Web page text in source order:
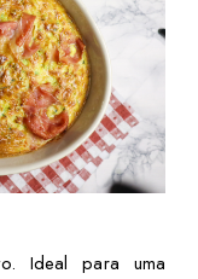
Ideal para uma